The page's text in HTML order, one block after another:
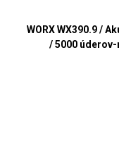
WORX WX390.9 /
/ 5000 úderov-